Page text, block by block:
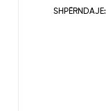
SHPËRNDAJE: